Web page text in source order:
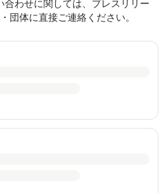
わせに関しては、プレスリリー
団体に直接ご連絡ください。